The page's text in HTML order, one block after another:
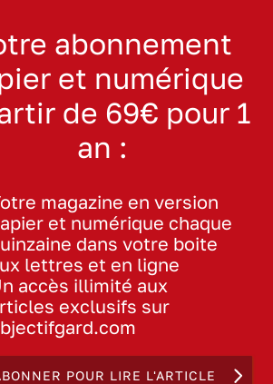
abonnement
et numérique
de 69€ pour 1
an :
magazine en version
et numérique chaque
dans votre boite
lettres et en ligne
accès illimité aux
exclusifs sur
POUR LIRE L'ARTICLE